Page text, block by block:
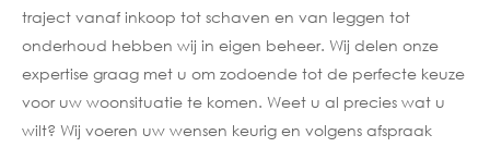
traject vanaf inkoop tot schaven en van leggen tot
onderhoud hebben wij in eigen beheer. Wij delen onze
expertise graag met u om zodoende tot de perfecte keuze
voor uw woonsituatie te komen. Weet u al precies wat u
wilt? Wij voeren uw wensen keurig en volgens afspraak